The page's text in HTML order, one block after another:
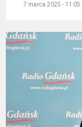
7 marca 2025 - 11:05